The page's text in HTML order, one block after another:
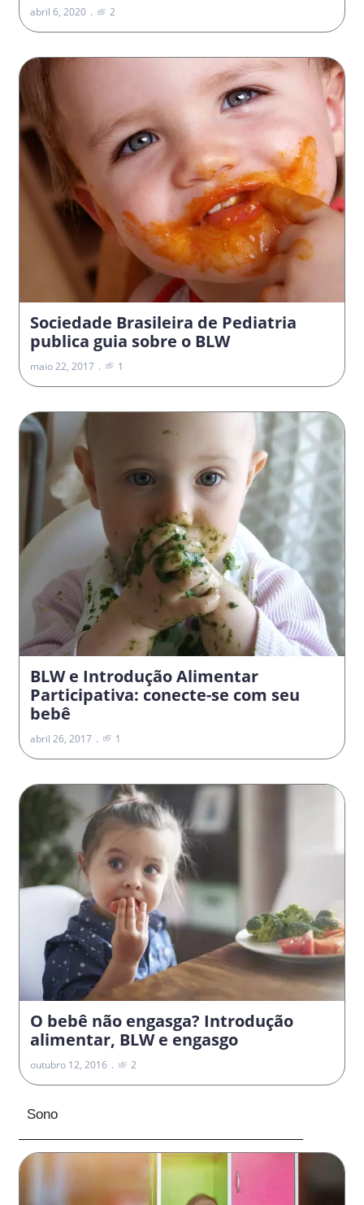
abril 6, 2020 2
Sociedade Brasileira de Pediatria
publica guia sobre o BLW
maio 22, 2017 1
BLW e Introdução Alimentar
Participativa: conecte-se com seu
bebê
abril 26, 2017 1
O bebê não engasga? Introdução
alimentar, BLW e engasgo
outubro 12, 2016 2
Sono